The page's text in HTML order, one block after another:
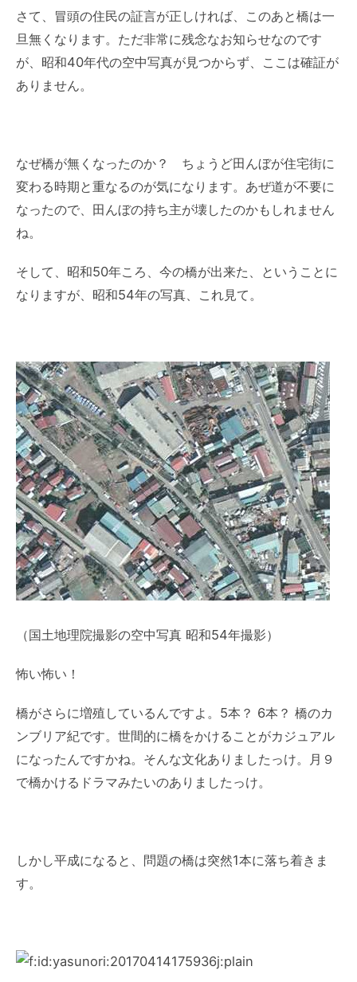
さて、冒頭の住民の証言が正しければ、このあと橋は一
旦無くなります。ただ非常に残念なお知らせなのです
が、昭和40年代の空中写真が見つからず、ここは確証が
ありません。
なぜ橋が無くなったのか？ ちょうど田んぼが住宅街に
変わる時期と重なるのが気になります。あぜ道が不要に
なったので、田んぼの持ち主が壊したのかもしれません
ね。
そして、昭和50年ころ、今の橋が出来た、ということに
なりますが、昭和54年の写真、これ見て。
（国土地理院撮影の空中写真 昭和54年撮影）
怖い怖い！
橋がさらに増殖しているんですよ。5本？ 6本？ 橋のカ
ンブリア紀です。世間的に橋をかけることがカジュアル
になったんですかね。そんな文化ありましたっけ。月９
で橋かけるドラマみたいのありましたっけ。
しかし平成になると、問題の橋は突然1本に落ち着きま
す。